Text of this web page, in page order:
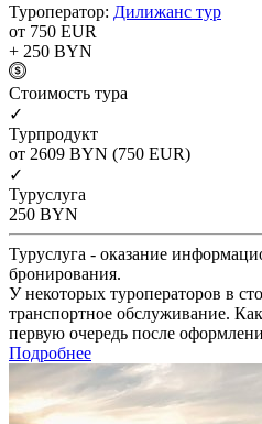
Туроператор: Дилижанс тур
от 750 EUR
+ 250 BYN
Cтоимость тура
✓
Турпродукт
от 2609 BYN (750 EUR)
✓
Туруслуга
250 BYN
Туруслуга - оказание
бронирования.
У некоторых туроператоров в
транспортное обслуживание.
первую очередь после
Подробнее